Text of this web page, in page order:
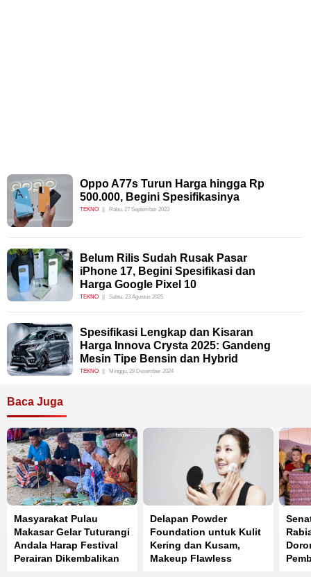
Oppo A77s Turun Harga hingga Rp
500.000, Begini Spesifikasinya
TEKNO Rabu, 27 September 2023
Belum Rilis Sudah Rusak Pasar
iPhone 17, Begini Spesifikasi dan
Harga Google Pixel 10
TEKNO Sabtu, 23 Agustus 2025
Spesifikasi Lengkap dan Kisaran
Harga Innova Crysta 2025: Gandeng
Mesin Tipe Bensin dan Hybrid
TEKNO Minggu, 29 Desember 2024
Baca Juga
Masyarakat Pulau
Makasar Gelar Tuturangi
Andala Harap Festival
Perairan Dikembalikan
Delapan Powder
Foundation untuk Kulit
Kering dan Kusam,
Makeup Flawless